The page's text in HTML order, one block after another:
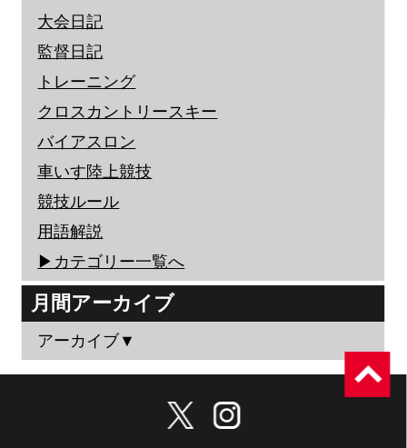
大会日記
監督日記
トレーニング
クロスカントリースキー
バイアスロン
車いす陸上競技
競技ルール
用語解説
▶︎カテゴリー一覧へ
月間アーカイブ
アーカイブ▼